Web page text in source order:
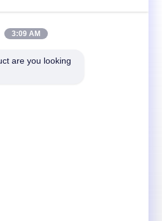
pour des réductions et plus
3:09 AM
are you looking